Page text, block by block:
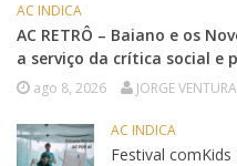
AC INDICA
AC RETRÔ – Baiano e os
a serviço da crítica social e
ago 8, 2026 JORGE VENTURA
AC INDICA
Festival